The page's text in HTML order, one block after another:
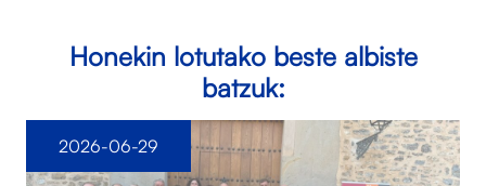
Honekin lotutako beste albiste
batzuk:
2026-06-29